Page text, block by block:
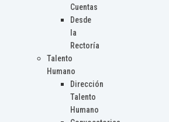
Cuentas
Desde
la
Rectoría
Talento
Humano
Dirección
Talento
Humano